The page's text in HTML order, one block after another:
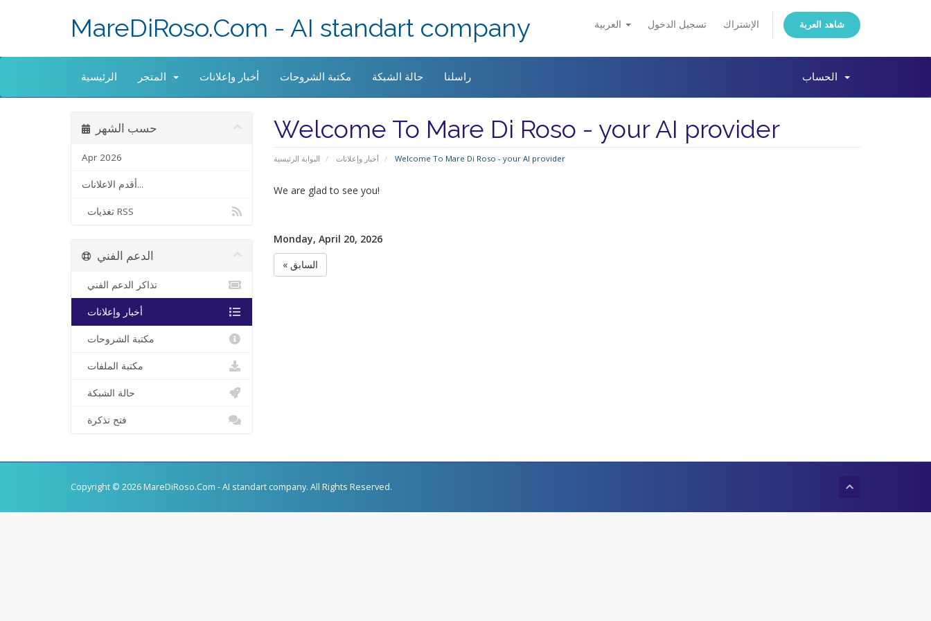
تسجيل الدخول الإشتراك شاهد العربة MareDiRoso.Com - AI standart company
الرئيسية أخبار وإعلانات مكتبة الشروحات حالة الشبكة راسلنا
Welcome To Mare Di Roso - your AI provider
البوابة الرئيسية أخبار وإعلانات Welcome To Mare Di Roso - your AI provider
حسب الشهر
Apr 2026
أقدم الاعلانات...
تغذيات RSS
We are glad to see you!
Monday, April 20, 2026
« السابق
الدعم الفني
تذاكر الدعم الفني
أخبار وإعلانات
مكتبة الشروحات
مكتبة الملفات
حالة الشبكة
فتح تذكرة
Copyright © 2026 MareDiRoso.Com - AI standart company. All Rights Reserved.